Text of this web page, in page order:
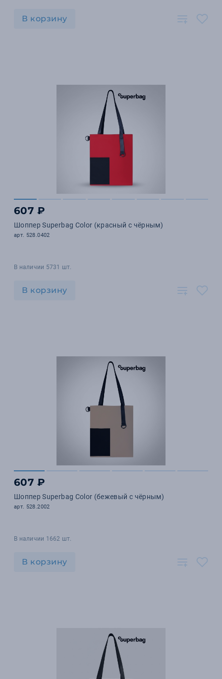
В корзину
607 ₽
Шоппер Superbag Color (красный с чёрным)
арт. 528.0402
В наличии 5731 шт.
В корзину
607 ₽
Шоппер Superbag Color (бежевый с чёрным)
арт. 528.2002
В наличии 1662 шт.
В корзину